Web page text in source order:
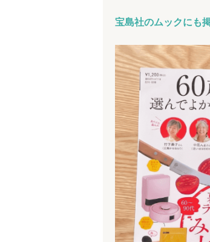
宝島社のムックにも